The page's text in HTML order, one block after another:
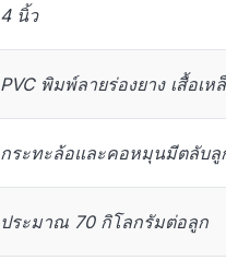
4 นิ้ว
PVC พิมพ์ลายร่องยาง เสื้อเ
กระทะล้อและคอหมุนมีตลับลู
ประมาณ 70 กิโลกรัมต่อลูก